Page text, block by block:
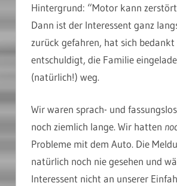
Hintergrund: “Motor kann
Dann ist der Interessent ganz
zurück gefahren, hat sich bedankt
entschuldigt, die Familie
(natürlich!) weg.
Wir waren sprach- und
noch ziemlich lange. Wir hatten
Probleme mit dem Auto. Die
natürlich noch nie gesehen und
Interessent nicht an unserer